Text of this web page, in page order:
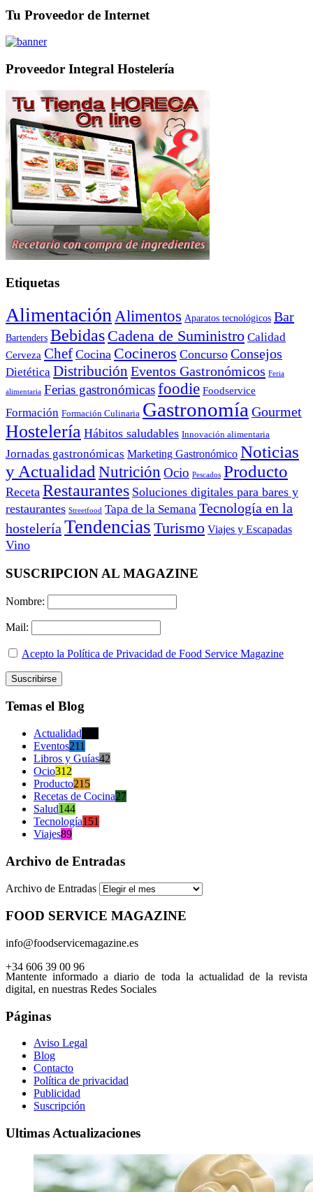
Tu Proveedor de Internet
Proveedor Integral Hostelería
Etiquetas
Alimentación Alimentos Aparatos tecnológicos Bar
Bartenders Bebidas Cadena de Suministro Calidad
Cerveza Chef Cocina Cocineros Concurso Consejos
Dietética Distribución Eventos Gastronómicos Feria
alimentaria Ferias gastronómicasfoodie Foodservice
Formación Formación Culinaria Gastronomía Gourmet
Hostelería Hábitos saludables Innovación alimentaria
Jornadas gastronómicas Marketing Gastronómico Noticias
y Actualidad Nutrición Ocio Pescados Producto
Receta Restaurantes Soluciones digitales para bares y
restaurantes Streetfood Tapa de la Semana Tecnología en la
hostelería Tendencias Turismo Viajes y Escapadas
Vino
SUSCRIPCION AL MAGAZINE
Nombre:
Mail:
Acepto la Política de Privacidad de Food Service Magazine
Temas el Blog
Actualidad
Eventos211
Libros y Guías42
Ocio312
Producto215
Recetas de Cocina27
Salud144
Tecnología151
Viajes89
Archivo de Entradas
Archivo de Entradas
FOOD SERVICE MAGAZINE
info@foodservicemagazine.es
+34 606 39 00 96
Mantente informado a diario de toda la actualidad de la revista
digital, en nuestras Redes Sociales
Páginas
Aviso Legal
Blog
Contacto
Política de privacidad
Publicidad
Suscripción
Ultimas Actualizaciones